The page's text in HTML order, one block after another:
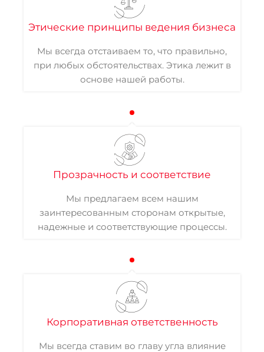
Этические принципы ведения бизнеса
Мы всегда отстаиваем то, что правильно,
при любых обстоятельствах. Этика лежит в
основе нашей работы.
Прозрачность и соответствие
Мы предлагаем всем нашим
заинтересованным сторонам открытые,
надежные и соответствующие процессы.
Корпоративная ответственность
Мы всегда ставим во главу угла влияние